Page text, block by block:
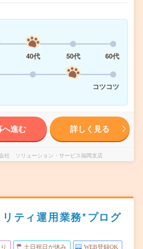
40代 50代
60代
コツコツ
へ進む 詳しく見る
社 ソリューション・サービス福岡支店
ティ運用業務*プログ
土日祝日が休み WEB登録OK